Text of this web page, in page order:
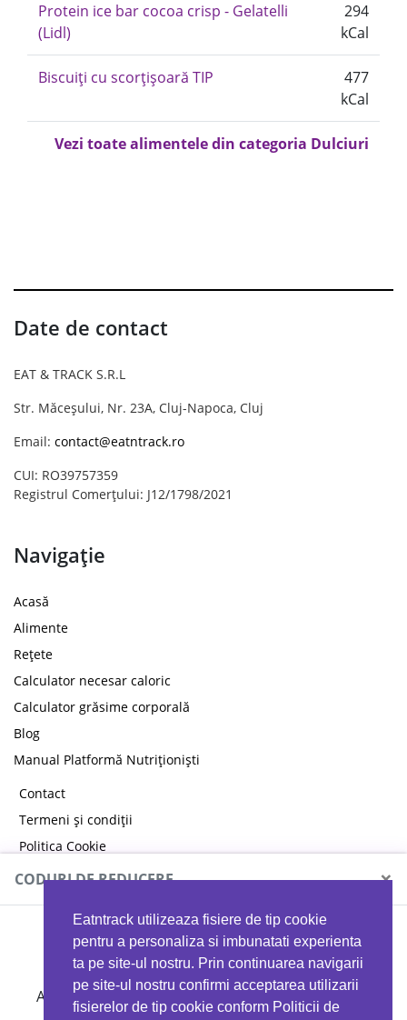
Eatntrack utilizeaza fisiere de tip cookie
pentru a personaliza si imbunatati experienta
ta pe site-ul nostru. Prin continuarea navigarii
pe site-ul nostru confirmi acceptarea utilizarii
fisierelor de tip cookie conform Politicii de
Protein ice bar cocoa crisp - Gelatelli
(Lidl)
294
kCal
Biscuiți cu scorțișoară TIP
477
kCal
Vezi toate alimentele din categoria Dulciuri
Date de contact
EAT & TRACK S.R.L
Str. Măceșului, Nr. 23A, Cluj-Napoca, Cluj
Email: contact@eatntrack.ro
CUI: RO39757359
Registrul Comerțului: J12/1798/2021
Navigație
Acasă
Alimente
Rețete
Calculator necesar caloric
Calculator grăsime corporală
Blog
Manual Platformă Nutriționiști
Contact
Termeni și condiții
Politica Cookie
Politica de confidențialitate
CODURI DE REDUCERE ×
MYPROTEIN
Ai 40%reducere la orice comandă folosind codul